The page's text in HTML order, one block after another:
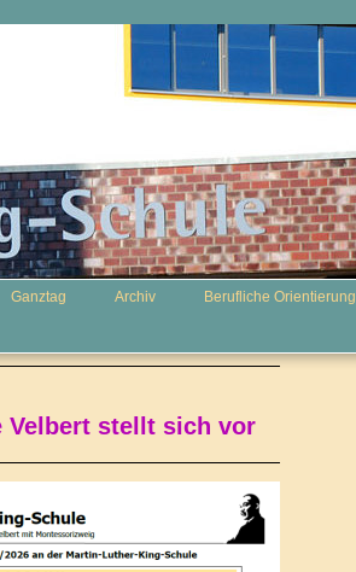
Ganztag Archiv Berufliche Orientierung
Velbert stellt sich vor